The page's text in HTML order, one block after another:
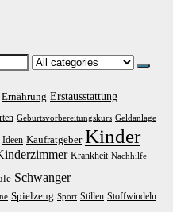
Ernährung Erstausstattung
Geburtsvorbereitungskurs Geldanlage
Ideen Kaufratgeber Kinder
Krankheit Nachhilfe
Schwanger
Spielzeug Sport Stillen Stoffwindeln